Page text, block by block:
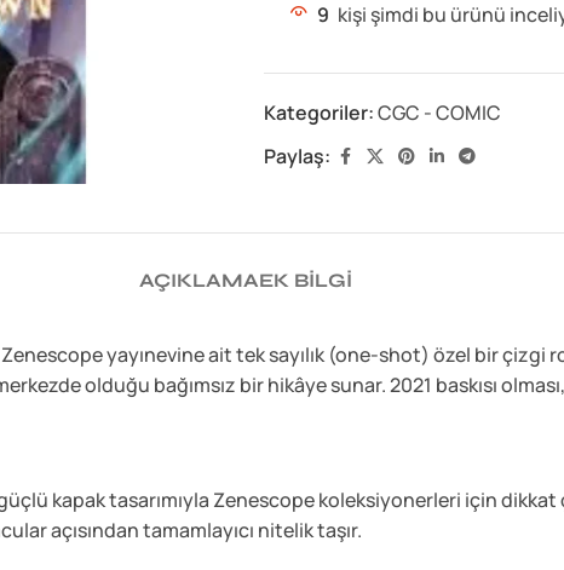
9 kişi şimdi bu ürünü
Kategoriler:CGC - COMIC
Paylaş:
AÇIKLAMAEK BILGI
yayınevine ait tek sayılık (one-shot) özel bir çizgi
olduğu bağımsız bir hikâye sunar. 2021 baskısı
kapak tasarımıyla Zenescope koleksiyonerleri için
açısından tamamlayıcı nitelik taşır.